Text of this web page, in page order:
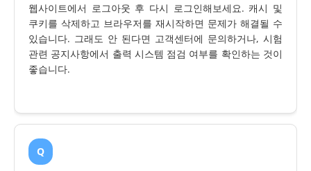
웹사이트에서 로그아웃 후 다시 로그인해보세요. 캐시 및
쿠키를 삭제하고 브라우저를 재시작하면 문제가 해결될 수
있습니다. 그래도 안 된다면 고객센터에 문의하거나, 시험
관련 공지사항에서 출력 시스템 점검 여부를 확인하는 것이
좋습니다.
Q